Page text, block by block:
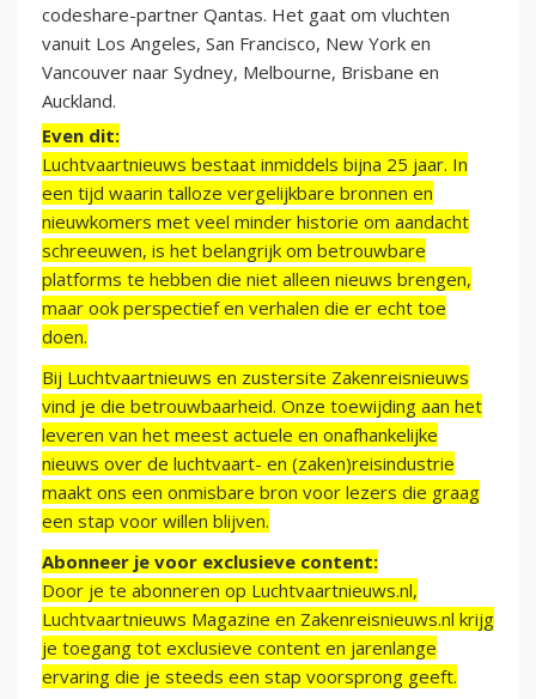
codeshare-partner Qantas. Het gaat om vluchten
vanuit Los Angeles, San Francisco, New York en
Vancouver naar Sydney, Melbourne, Brisbane en
Auckland.
Even dit:
Luchtvaartnieuws bestaat inmiddels bijna 25 jaar. In
een tijd waarin talloze vergelijkbare bronnen en
nieuwkomers met veel minder historie om aandacht
schreeuwen, is het belangrijk om betrouwbare
platforms te hebben die niet alleen nieuws brengen,
maar ook perspectief en verhalen die er echt toe
doen.
Bij Luchtvaartnieuws en zustersite Zakenreisnieuws
vind je die betrouwbaarheid. Onze toewijding aan het
leveren van het meest actuele en onafhankelijke
nieuws over de luchtvaart- en (zaken)reisindustrie
maakt ons een onmisbare bron voor lezers die graag
een stap voor willen blijven.
Abonneer je voor exclusieve content:
Door je te abonneren op Luchtvaartnieuws.nl,
Luchtvaartnieuws Magazine en Zakenreisnieuws.nl krijg
je toegang tot exclusieve content en jarenlange
ervaring die je steeds een stap voorsprong geeft.